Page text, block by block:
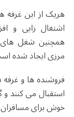
هریک از این
اشتغال زایی و
همچنین شغل های
مرزی ایجاد شده
فروشنده ها و
استقبال می کنند
خوش برای